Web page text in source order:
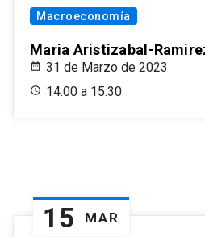
Macroeconomía
Maria Aristizabal-
31 de Marzo de 2023
14:00 a 15:30
15 MAR